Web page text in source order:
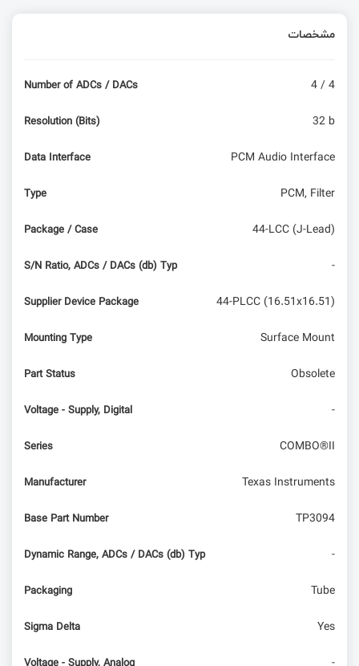
مشخصات
Number of ADCs / DACs 4 / 4
Resolution (Bits) 32 b
Data Interface PCM Audio Interface
Type PCM, Filter
Package / Case 44-LCC (J-Lead)
S/N Ratio, ADCs / DACs (db) Typ -
Supplier Device Package 44-PLCC (16.51x16.51)
Mounting Type Surface Mount
Part Status Obsolete
Voltage - Supply, Digital -
Series COMBO®II
Manufacturer Texas Instruments
Base Part Number TP3094
Dynamic Range, ADCs / DACs (db) Typ -
Packaging Tube
Sigma Delta Yes